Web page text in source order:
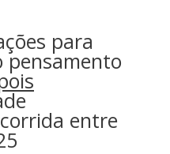
para
pensamento
entre